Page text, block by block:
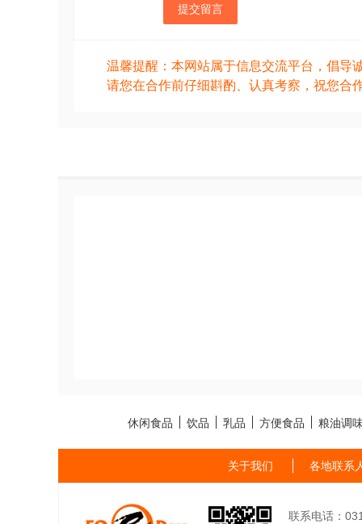
提交留言
温馨提醒：本网站属于信息交流平台，倡导
请您在合作前仔细斟酌、认真考察，祝您合
休闲食品 饮品 乳品 方便食品 粮油调
关于我们 各地联系
联系电话：